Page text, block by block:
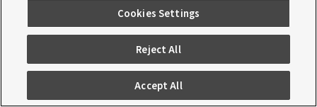
下
件、电子邮件
客户
对
应；
申
询问和商谈客户
Cookies Settings
Reject All
Accept All